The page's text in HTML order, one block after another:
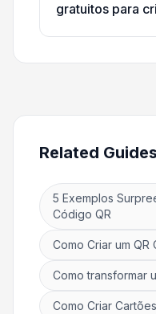
gratuitos para
Related Guides
5 Exemplos
Código QR
Como Criar um
Como transformar
Como Criar